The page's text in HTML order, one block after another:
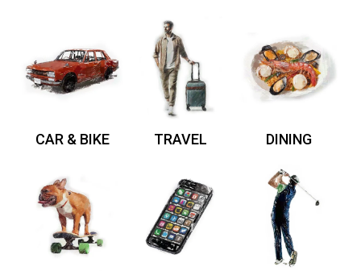
CAR & BIKE TRAVEL DINING